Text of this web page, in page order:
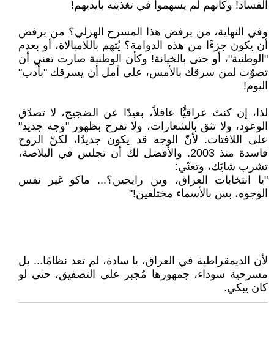
الفساد! وكأنهم لم يسهموا في تغذيته بأيديهم!
وفي النهاية، من يرفض هذا المسرح الهزلي؟ من يرفض
أن يكون جزءًا من هذه الدوامة؟ يُتهم باللامبالاة، أو بعدم
"الوطنية"، أو حتى بالخيانة! وكأن الوطنية صارت تعني أن
تصوّت لمن سرقك بالأمس، على أمل أن يسرقك "بأدب"
اليوم!
لذا، إن كنتَ عراقيًّا عاقلاً، بعيدًا عن الضجيج، لا تصدّق
الوعود، ولا تثق بالشعارات، ولا تفرح بظهور "وجه جديد"
على اللافتات. لأنّ الوجه قد يكون جديدًا، لكنّ الروح
فاسدة منذ 2003. والأفضل لك أن تجلس في البلاصة،
تشرب شايَك، وتغنّي:
"يا انتخابات العراق، وين رايحين؟... ماكو غير نفس
الوجوه، بس بالأسماء مختلفين!"
لأن الديمقراطية في العراق، يا سادة، لم تعد نظامًا... بل
مسرحية سوداء، جمهورها مُجبر على التصفيق، حتى لو
كان يبكي.